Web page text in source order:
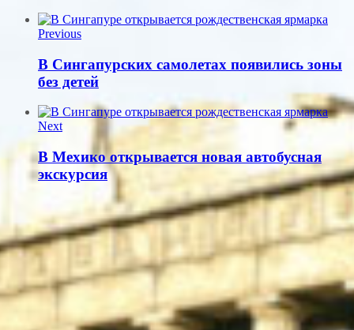
Previous
В Сингапурских самолетах появились зоны
без детей
Next
В Мехико открывается новая автобусная
экскурсия